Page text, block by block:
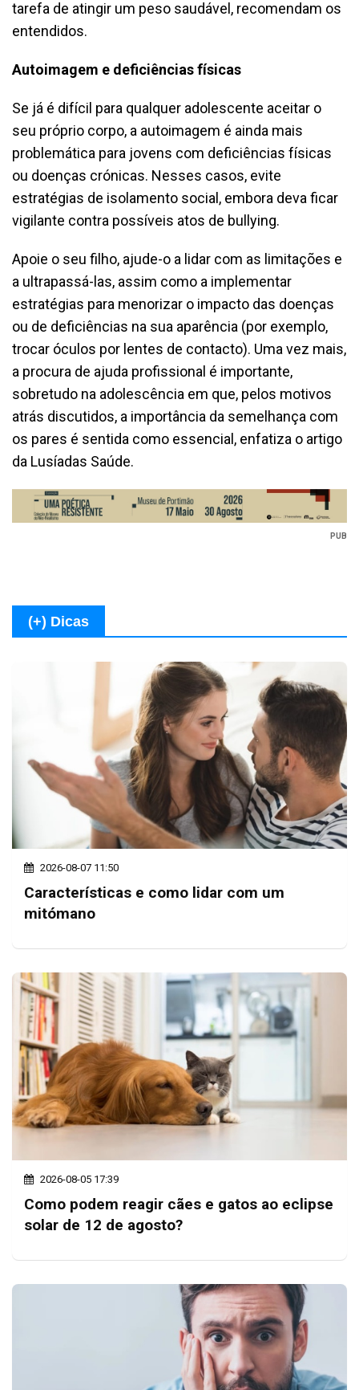
tarefa de atingir um peso saudável, recomendam os
entendidos.
Autoimagem e deficiências físicas
Se já é difícil para qualquer adolescente aceitar o
seu próprio corpo, a autoimagem é ainda mais
problemática para jovens com deficiências físicas
ou doenças crónicas. Nesses casos, evite
estratégias de isolamento social, embora deva ficar
vigilante contra possíveis atos de bullying.
Apoie o seu filho, ajude-o a lidar com as limitações e
a ultrapassá-las, assim como a implementar
estratégias para menorizar o impacto das doenças
ou de deficiências na sua aparência (por exemplo,
trocar óculos por lentes de contacto). Uma vez mais,
a procura de ajuda profissional é importante,
sobretudo na adolescência em que, pelos motivos
atrás discutidos, a importância da semelhança com
os pares é sentida como essencial, enfatiza o artigo
da Lusíadas Saúde.
PUB
(+) Dicas
2026-08-07 11:50
Características e como lidar com um
mitómano
2026-08-05 17:39
Como podem reagir cães e gatos ao eclipse
solar de 12 de agosto?